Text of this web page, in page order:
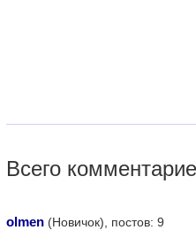
Всего
olmen (Новичок), постов: 9